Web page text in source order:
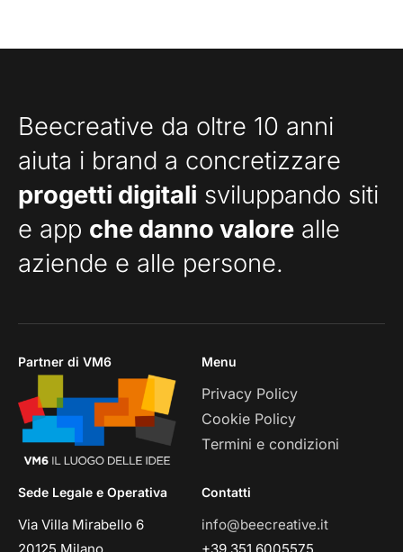
Beecreative da oltre 10 anni
aiuta i brand a concretizzare
progetti digitali sviluppando siti
e app che danno valore alle
aziende e alle persone.
Partner di VM6 Menu
Privacy Policy
Cookie Policy
Termini e condizioni
Sede Legale e Operativa
Via Villa Mirabello 6
Contatti
info@beecreative.it